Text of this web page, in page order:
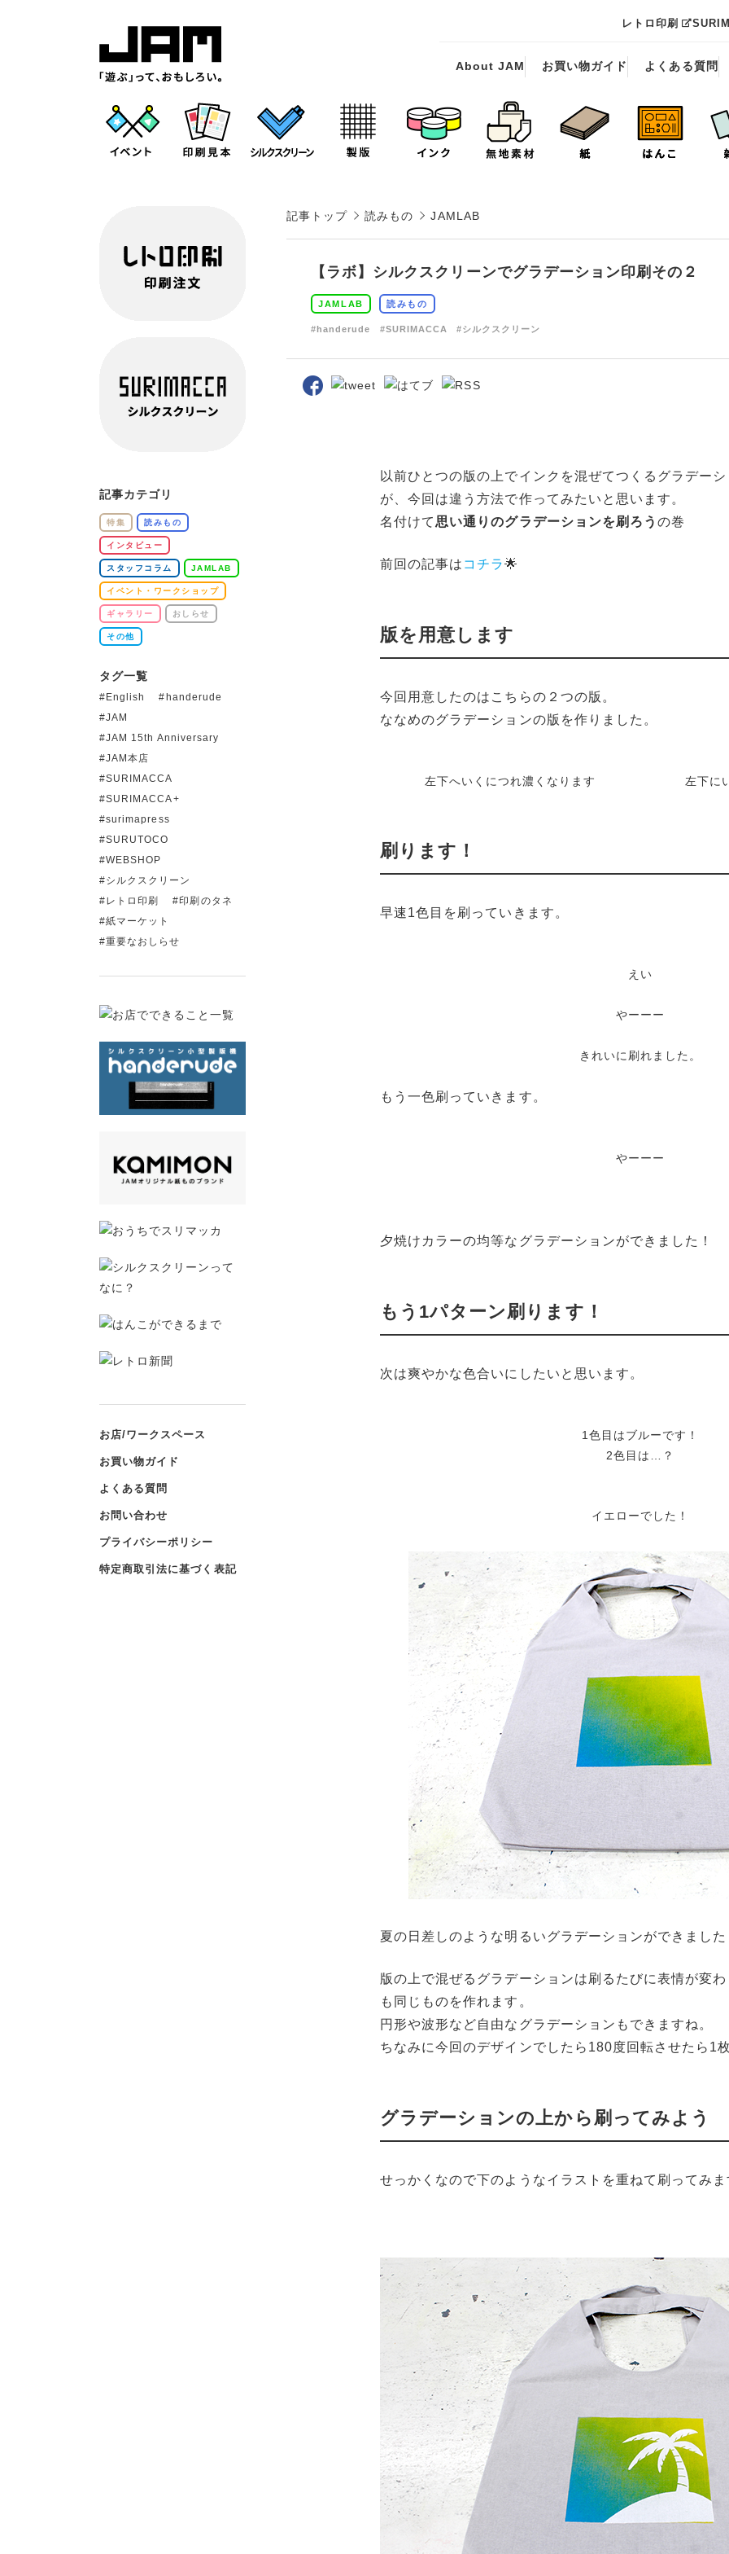
レトロ印刷
About JAM お買い物ガイド よくある質問
記事トップ 読みもの JAMLAB
【ラボ】シルクスクリーンでグラデーション印刷その２
JAMLAB 読みもの
#handerude #SURIMACCA #シルクスクリーン
以前ひとつの版の上でインクを混ぜてつくるグラデー
が、今回は違う方法で作ってみたいと思います。
名付けて思い通りのグラデーションを刷ろうの巻
前回の記事は コチラ🌟
版を用意します
今回用意したのはこちらの２つの版。
ななめのグラデーションの版を作りました。
左下へいくにつれ濃くなります 左下に
刷ります！
早速1色目を刷っていきます。
えい
やーーー
きれいに刷れました。
もう一色刷っていきます。
やーーー
夕焼けカラーの均等なグラデーションができました！
もう1パターン刷ります！
次は爽やかな色合いにしたいと思います。
1色目はブルーです！
2色目は…？
イエローでした！
夏の日差しのような明るいグラデーションができました
版の上で混ぜるグラデーションは刷るたびに表情が変
も同じものを作れます。
円形や波形など自由なグラデーションもできますね。
ちなみに今回のデザインでしたら180度回転させたら1
グラデーションの上から刷ってみよう
せっかくなので下のようなイラストを重ねて刷ってみま
記事カテゴリ
特集 読みもの
インタビュー
スタッフコラム JAMLAB
イベント・ワークショップ
ギャラリー おしらせ
その他
タグ一覧
English
handerude
JAM
JAM 15th Anniversary
JAM本店
SURIMACCA
SURIMACCA+
surimapress
SURUTOCO
WEBSHOP
シルクスクリーン
レトロ印刷
印刷のタネ
紙マーケット
重要なおしらせ
お店/ワークスペース
お買い物ガイド
よくある質問
お問い合わせ
プライバシーポリシー
特定商取引法に基づく表記